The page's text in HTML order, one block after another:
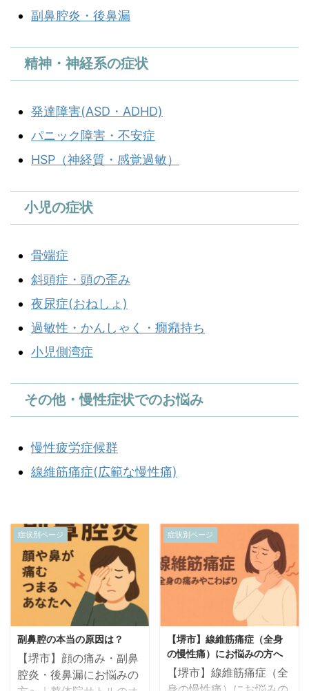
副鼻腔炎・後鼻漏
精神・神経系の症状
発達障害(ASD・ADHD)
パニック障害・不安症
HSP（神経質・感覚過敏）
小児の症状
骨端症
斜頭症・頭の歪み
夜尿症(おねしょ)
過敏性・かんしゃく・癇癪持ち
小児側湾症
その他・慢性症状でのお悩み
慢性疲労症候群
線維筋痛症(広範な慢性痛)
症状別ページ
副鼻腔の本当の原因は？
【堺市】顔の痛み・副鼻
腔炎・後鼻漏にお悩みの
症状別ページ
【堺市】線維筋痛症（全身
の慢性痛）にお悩みの方へ
【堺市】線維筋痛症（全